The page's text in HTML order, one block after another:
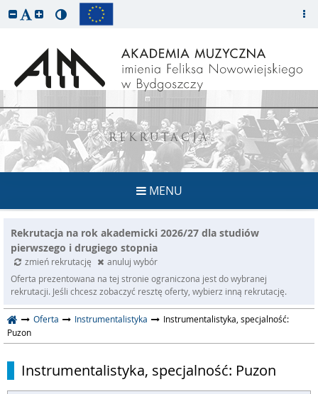
REKRUTACJA
MENU
Rekrutacja na rok akademicki 2026/27 dla studiów
pierwszego i drugiego stopnia
zmień rekrutację
anuluj wybór
Oferta prezentowana na tej stronie ograniczona jest do wybranej
rekrutacji. Jeśli chcesz zobaczyć resztę oferty, wybierz inną rekrutację.
Oferta Instrumentalistyka
Instrumentalistyka, specjalność:
Puzon
Instrumentalistyka, specjalność: Puzon